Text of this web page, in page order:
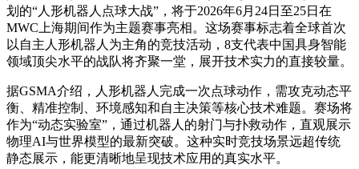
划的“人形机器人点球大战”，将于2026年6月24日至25日在
MWC上海期间作为主题赛事亮相。这场赛事标志着全球首次
以自主人形机器人为主角的竞技活动，8支代表中国具身智能
领域顶尖水平的战队将齐聚一堂，展开技术实力的直接较量。
据GSMA介绍，人形机器人完成一次点球动作，需攻克动态平
衡、精准控制、环境感知和自主决策等核心技术难题。赛场将
作为“动态实验室”，通过机器人的射门与扑救动作，直观展示
物理AI与世界模型的最新突破。这种实时竞技场景远超传统
静态展示，能更清晰地呈现技术应用的真实水平。